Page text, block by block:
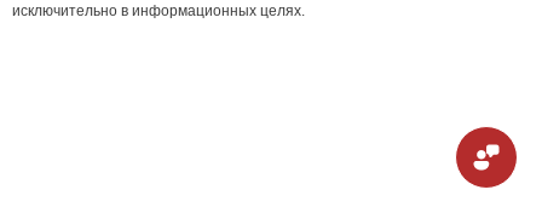
исключительно в информационных целях.